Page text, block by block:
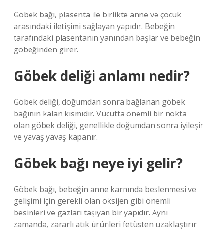
Göbek bağı, plasenta ile birlikte anne ve çocuk
arasındaki iletişimi sağlayan yapıdır. Bebeğin
tarafındaki plasentanın yanından başlar ve bebeğin
göbeğinden girer.
Göbek deliği anlamı nedir?
Göbek deliği, doğumdan sonra bağlanan göbek
bağının kalan kısmıdır. Vücutta önemli bir nokta
olan göbek deliği, genellikle doğumdan sonra iyileşir
ve yavaş yavaş kapanır.
Göbek bağı neye iyi gelir?
Göbek bağı, bebeğin anne karnında beslenmesi ve
gelişimi için gerekli olan oksijen gibi önemli
besinleri ve gazları taşıyan bir yapıdır. Aynı
zamanda, zararlı atık ürünleri fetüsten uzaklaştırır